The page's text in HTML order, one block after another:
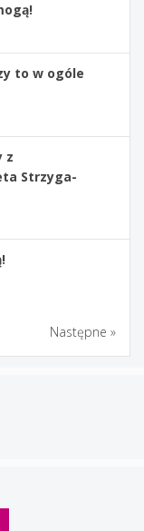
to w ogóle
z
Strzyga-
Następne »